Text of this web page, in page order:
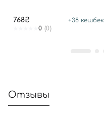
768₴ +38 кешбек
0 (0)
Отзывы